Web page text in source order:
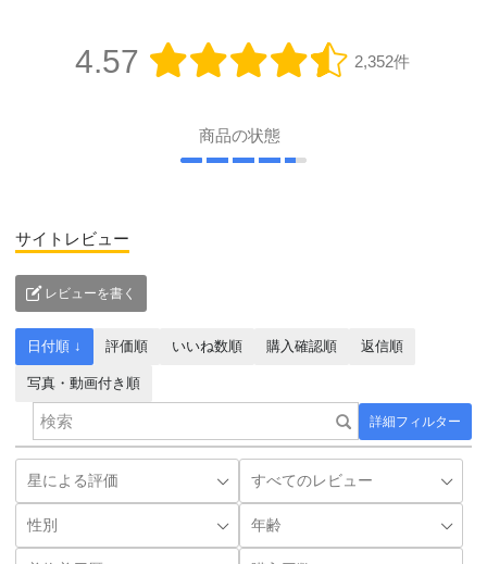
4.57 2,352件
商品の状態
サイトレビュー
レビューを書く
詳細フィルター
日付順 ↓ 評価順 いいね数順 購入確認順 返信順
写真・動画付き順